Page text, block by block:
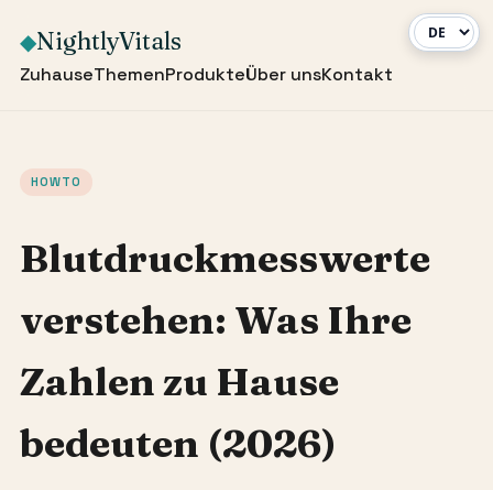
◆NightlyVitals
ZuhauseThemenProdukteÜber unsKontakt
HOWTO
Blutdruckmesswerte
verstehen: Was Ihre
Zahlen zu Hause
bedeuten (2026)